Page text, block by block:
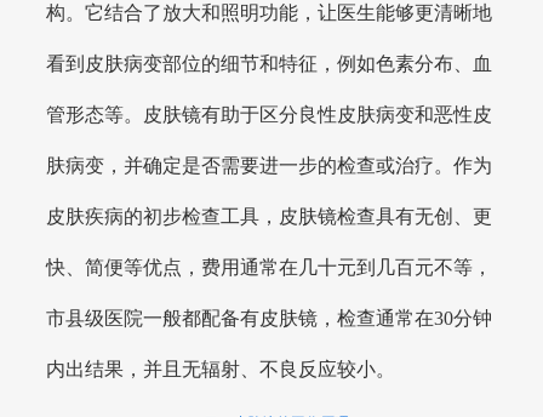
构。它结合了放大和照明功能，让医生能够更清晰地
看到皮肤病变部位的细节和特征，例如色素分布、血
管形态等。皮肤镜有助于区分良性皮肤病变和恶性皮
肤病变，并确定是否需要进一步的检查或治疗。作为
皮肤疾病的初步检查工具，皮肤镜检查具有无创、更
快、简便等优点，费用通常在几十元到几百元不等，
市县级医院一般都配备有皮肤镜，检查通常在30分钟
内出结果，并且无辐射、不良反应较小。